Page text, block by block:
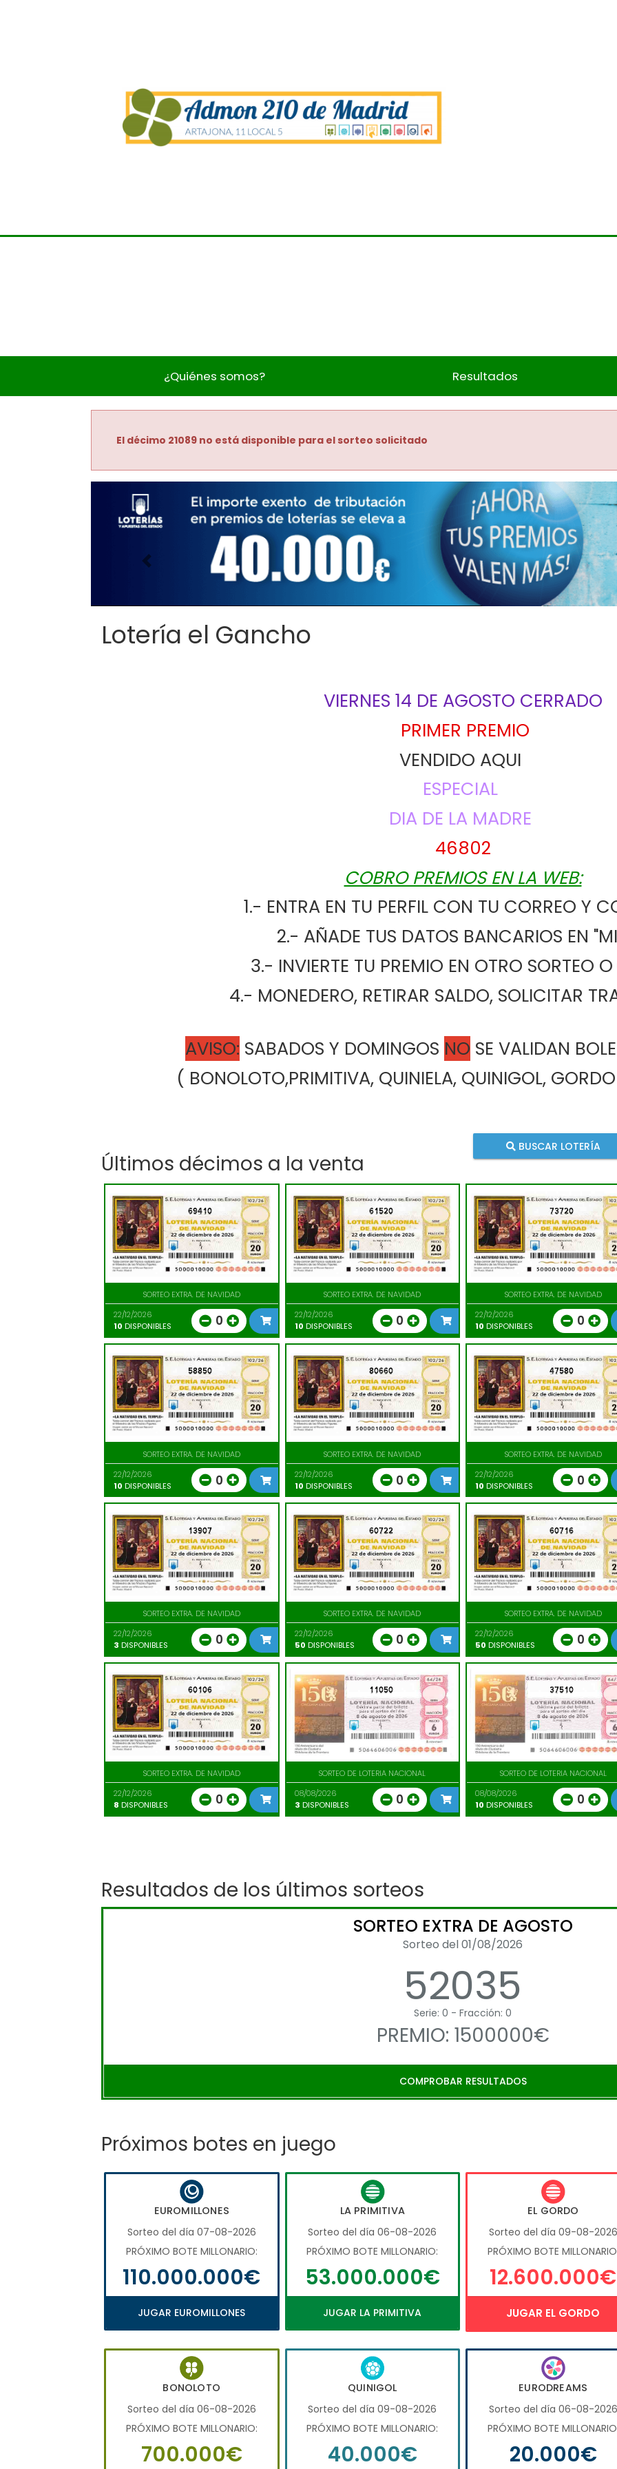
¿Quiénes somos? Resultados
El décimo 21089 no está disponible para el sorteo solicitado
Imagen anterior
Lotería el Gancho
VIERNES 14 DE AGOSTO CERRADO
PRIMER PREMIO
VENDIDO AQUI
ESPECIAL
DIA DE LA MADRE
46802
COBRO PREMIOS EN LA WEB:
1.- ENTRA EN TU PERFIL CON TU CORREO
2.- AÑADE TUS DATOS BANCARIOS EN
3.- INVIERTE TU PREMIO EN OTRO
4.- MONEDERO, RETIRAR SALDO, SOLICITAR
AVISO: SABADOS Y DOMINGOS NO SE VALIDAN
( BONOLOTO,PRIMITIVA, QUINIELA, QUINIGOL,
Últimos décimos a la venta
BUSCAR LOTERÍA
69410
SORTEO EXTRA. DE NAVIDAD
22/12/2026
10 DISPONIBLES 0
61520
SORTEO EXTRA. DE NAVIDAD
22/12/2026
10 DISPONIBLES 0
73720
SORTEO EXTRA. DE NAVIDAD
22/12/2026
10 DISPONIBLES 0
58850
SORTEO EXTRA. DE NAVIDAD
22/12/2026
10 DISPONIBLES 0
80660
SORTEO EXTRA. DE NAVIDAD
22/12/2026
10 DISPONIBLES 0
47580
SORTEO EXTRA. DE NAVIDAD
22/12/2026
10 DISPONIBLES 0
13907
SORTEO EXTRA. DE NAVIDAD
22/12/2026
3 DISPONIBLES 0
60722
SORTEO EXTRA. DE NAVIDAD
22/12/2026
50 DISPONIBLES 0
60716
SORTEO EXTRA. DE NAVIDAD
22/12/2026
50 DISPONIBLES 0
60106
SORTEO EXTRA. DE NAVIDAD
22/12/2026
8 DISPONIBLES 0
11050
SORTEO DE LOTERIA NACIONAL
08/08/2026
3 DISPONIBLES 0
37510
SORTEO DE LOTERIA NACIONAL
08/08/2026
10 DISPONIBLES 0
Resultados de los últimos sorteos
SORTEO EXTRA DE AGOSTO
Sorteo del 01/08/2026
52035
Serie: 0 - Fracción: 0
PREMIO: 1500000€
COMPROBAR RESULTADOS
Próximos botes en juego
EUROMILLONES
Sorteo del día 07-08-2026
PRÓXIMO BOTE MILLONARIO:
110.000.000€
JUGAR EUROMILLONES
LA PRIMITIVA
Sorteo del día 06-08-2026
PRÓXIMO BOTE MILLONARIO:
53.000.000€
JUGAR LA PRIMITIVA
EL GORDO
Sorteo del día 09-08-2026
PRÓXIMO BOTE
12.600.000€
JUGAR EL GORDO
BONOLOTO
Sorteo del día 06-08-2026
PRÓXIMO BOTE MILLONARIO:
700.000€
QUINIGOL
Sorteo del día 09-08-2026
PRÓXIMO BOTE MILLONARIO:
40.000€
EURODREAMS
Sorteo del día 06-08-2026
PRÓXIMO BOTE
20.000€